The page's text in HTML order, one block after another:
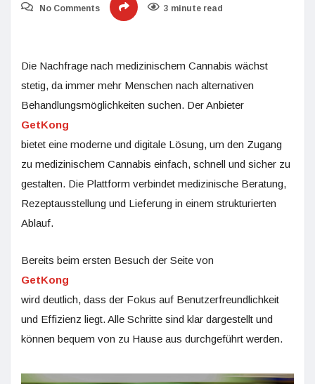
No Comments 3 minute read
Die Nachfrage nach medizinischem Cannabis wächst
stetig, da immer mehr Menschen nach alternativen
Behandlungsmöglichkeiten suchen. Der Anbieter
GetKong
bietet eine moderne und digitale Lösung, um den Zugang
zu medizinischem Cannabis einfach, schnell und sicher zu
gestalten. Die Plattform verbindet medizinische Beratung,
Rezeptausstellung und Lieferung in einem strukturierten
Ablauf.
Bereits beim ersten Besuch der Seite von
GetKong
wird deutlich, dass der Fokus auf Benutzerfreundlichkeit
und Effizienz liegt. Alle Schritte sind klar dargestellt und
können bequem von zu Hause aus durchgeführt werden.